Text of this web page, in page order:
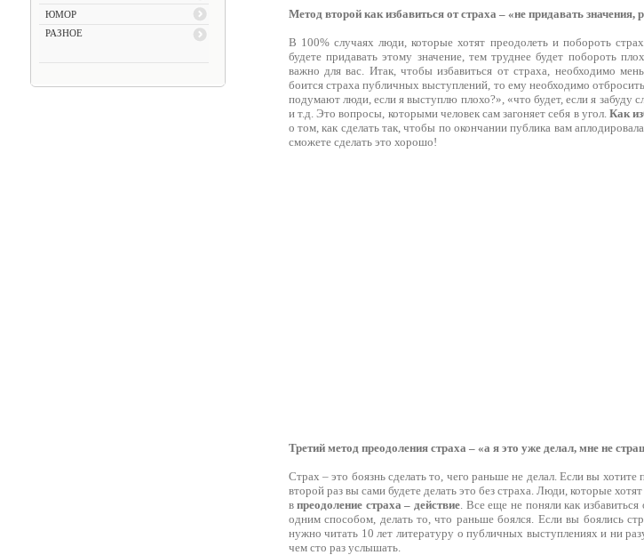
ЮМОР
РАЗНОЕ
Метод второй как избавиться от страха – «не придавать значения,
В 100% случаях люди, которые хотят преодолеть и побороть
будете придавать этому значение, тем труднее будет побороть
важно для вас. Итак, чтобы избавиться от страха, необходимо
боится страха публичных выступлений, то ему необходимо
подумают люди, если я выступлю плохо?», «что будет, если я забуду
и т.д. Это вопросы, которыми человек сам загоняет себя в угол.Как
о том, как сделать так, чтобы по окончании публика вам
сможете сделать это хорошо!
Третий метод преодоления страха – «а я это уже делал, мне не
Страх – это боязнь сделать то, чего раньше не делал. Если вы
второй раз вы сами будете делать это без страха. Люди, которые
впреодоление страха – действие. Все еще не поняли как
одним способом, делать то, что раньше боялся. Если вы боялись
нужно читать 10 лет литературу о публичных выступлениях и ни
чем сто раз услышать.